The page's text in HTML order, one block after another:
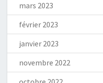
mars 2023
février 2023
janvier 2023
novembre 2022